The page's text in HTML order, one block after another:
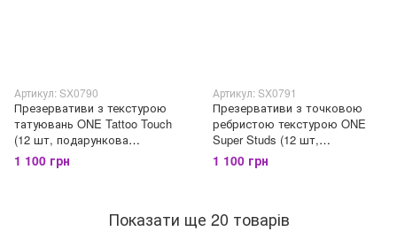
Артикул: SX0790
Презервативи з текстурою
татуювань ONE Tattoo Touch
(12 шт, подарункова
упаковка)
1 100 грн
Артикул: SX0791
Презервативи з точковою
ребристою текстурою ONE
Super Studs (12 шт,
подарункова упаковка)
1 100 грн
Показати ще 20 товарів